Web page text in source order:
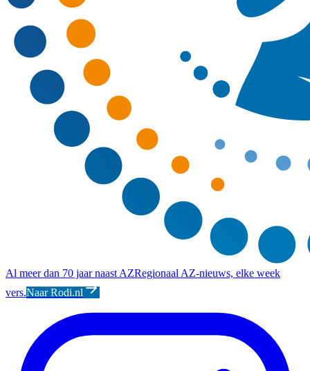
Al meer dan 70 jaar naast AZRegionaal AZ-nieuws, elke week
vers.Naar Rodi.nl